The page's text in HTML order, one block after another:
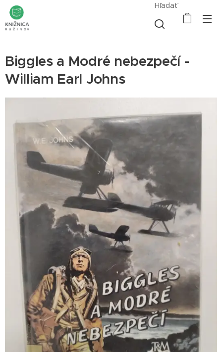
Hľadať
Biggles a Modré nebezpečí -
William Earl Johns